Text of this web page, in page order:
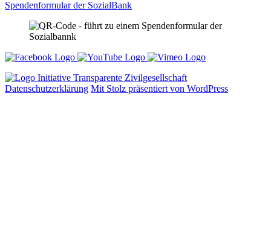
Zukunft für Jugendliche und Kinder in
Not Int. e. V.
Datenschutzerklärung Mit Stolz präsentiert von WordPress